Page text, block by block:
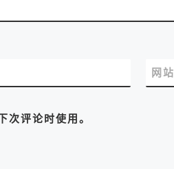
网
次评论时使用。